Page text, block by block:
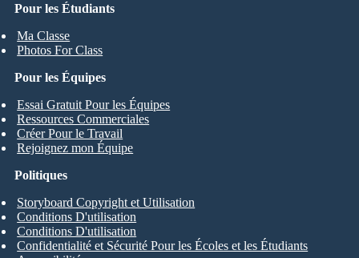
Pour les Étudiants
Ma Classe
Photos For Class
Pour les Équipes
Essai Gratuit Pour les Équipes
Ressources Commerciales
Créer Pour le Travail
Rejoignez mon Équipe
Politiques
Storyboard Copyright et Utilisation
Conditions D'utilisation
Conditions D'utilisation
Confidentialité et Sécurité Pour les Écoles et les Étudiants